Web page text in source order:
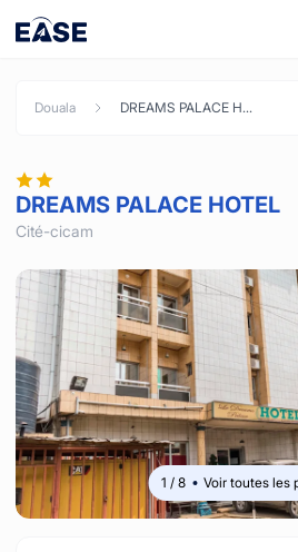
Douala DREAMS PALACE HOTEL
DREAMS PALACE HOTEL
Cité-cicam
1 /8 Voir toutes les